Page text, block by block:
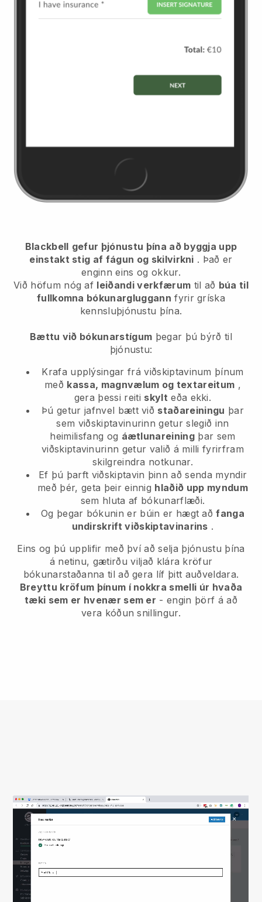
Blackbell gefur þjónustu þína að byggja upp
einstakt stig af fágun og skilvirkni . Það er
enginn eins og okkur.
Við höfum nóg af leiðandi verkfærum til að búa til
fullkomna bókunargluggann fyrir gríska
kennsluþjónustu þína.
Bættu við bókunarstígum þegar þú býrð til
þjónustu:
Krafa upplýsingar frá viðskiptavinum þínum
með kassa, magnvælum og textareitum ,
gera þessi reiti skylt eða ekki.
Þú getur jafnvel bætt við staðareiningu þar
sem viðskiptavinurinn getur slegið inn
heimilisfang og áætlunareining þar sem
viðskiptavinurinn getur valið á milli fyrirfram
skilgreindra notkunar.
Ef þú þarft viðskiptavin þinn að senda myndir
með þér, geta þeir einnig hlaðið upp myndum
sem hluta af bókunarflæði.
Og þegar bókunin er búin er hægt aðfanga
undirskrift viðskiptavinarins .
Eins og þú upplifir með því að selja þjónustu þína
á netinu, gætirðu viljað klára kröfur
bókunarstaðanna til að gera líf þitt auðveldara.
Breyttu kröfum þínum í nokkra smelli úr hvaða
tæki sem er hvenær sem er - engin þörf á að
vera kóðun snillingur.